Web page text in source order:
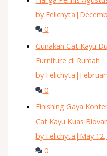
by Felichyta |
0
Gunakan Cat Kayu
Furniture di Rumah
by Felichyta |
0
Finishing Gaya
Cat Kayu Kuas
by Felichyta | May
0